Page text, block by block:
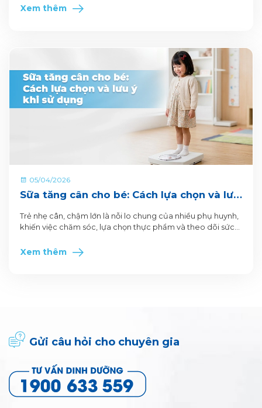
Xem thêm
05/04/2026
Sữa tăng cân cho bé: Cách lựa chọn và lưu
Trẻ nhẹ cân, chậm lớn là nỗi lo chung của nhiều phụ huynh,
khiến việc chăm sóc, lựa chọn thực phẩm và theo dõi sức
Xem thêm
Gửi câu hỏi cho chuyên gia